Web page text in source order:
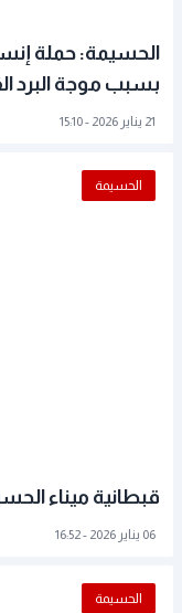
الحسيمة: حملة
بسبب موجة البرد
21 يناير 2026 - 15:10
قبطانية ميناء
الحسيمة
06 يناير 2026 - 16:52
الحسيمة